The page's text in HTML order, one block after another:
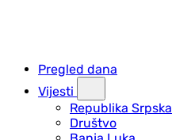
Pregled dana
Vijesti
Republika Srpska
Društvo